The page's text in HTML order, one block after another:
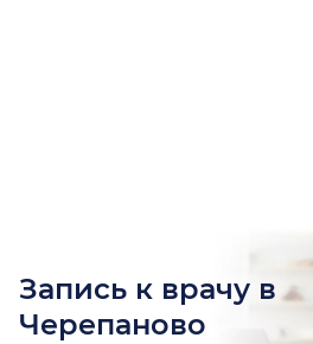
Запись к врачу в
Черепаново